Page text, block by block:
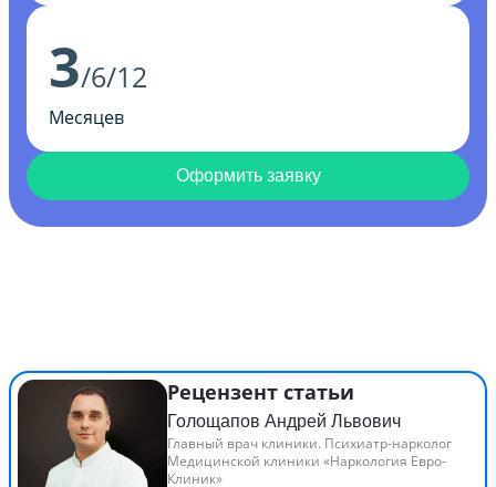
3/6/12
Месяцев
Оформить заявку
Рецензент статьи
Голощапов Андрей Львович
Главный врач клиники. Психиатр-нарколог
Медицинской клиники «Наркология Евро-
Клиник»